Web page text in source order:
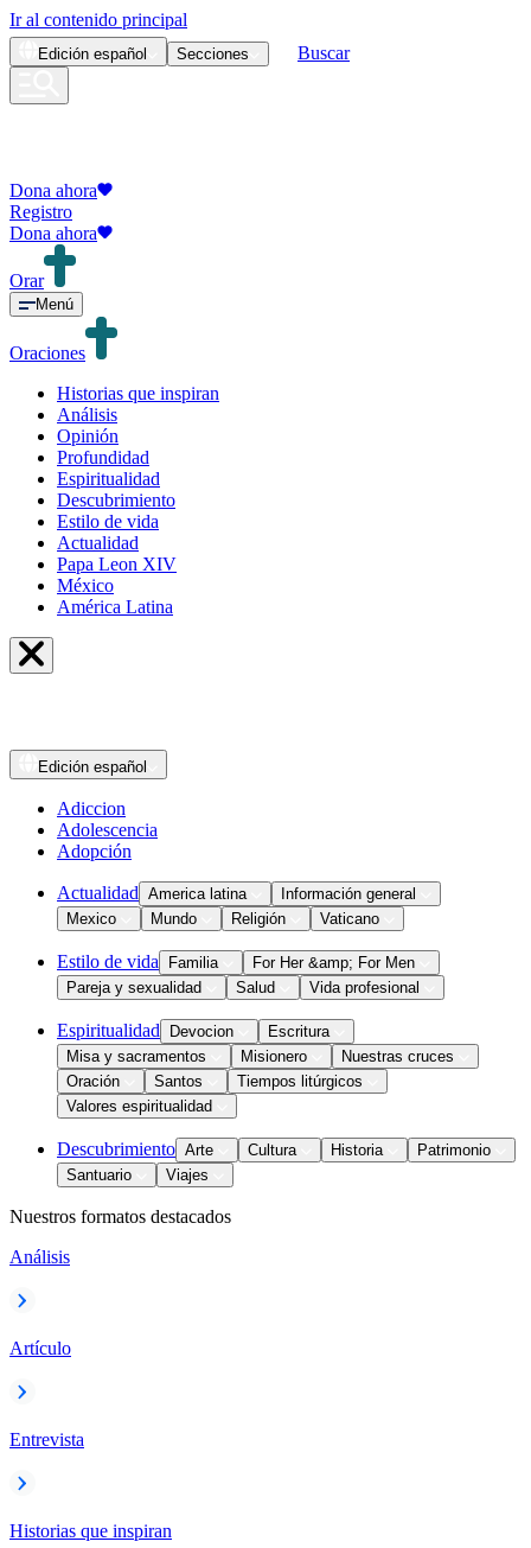
Ir al contenido principal
Edición español Secciones Buscar
Dona ahora
Registro
Dona ahora
Orar
Menú
Oraciones
Historias que inspiran
Análisis
Opinión
Profundidad
Espiritualidad
Descubrimiento
Estilo de vida
Actualidad
Papa Leon XIV
México
América Latina
Edición español
Adiccion
Adolescencia
Adopción
Actualidad America latina
Información general
Mexico
Mundo Religión Vaticano
Estilo de vida Familia
For Her &amp; For Men
Pareja y sexualidad
Salud Vida profesional
Espiritualidad Devocion
Escritura
Misa y sacramentos
Misionero
Nuestras cruces
Oración
Santos
Tiempos litúrgicos
Valores espiritualidad
Descubrimiento Arte Cultura Historia
Patrimonio
Santuario
Viajes
Nuestros formatos destacados
Análisis
Artículo
Entrevista
Historias que inspiran